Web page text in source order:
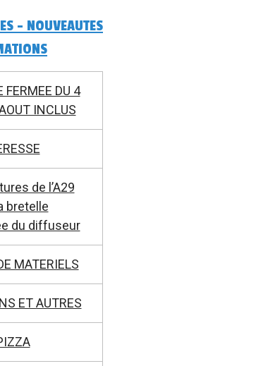
- NOUVEAUTES
FERMEE DU 4
INCLUS
de l’A29
bretelle
du diffuseur
MATERIELS
ET AUTRES